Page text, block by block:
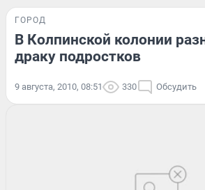
ГОРОД
В Колпинской колонии
драку подростков
9 августа, 2010, 08:51 330 Обсудить